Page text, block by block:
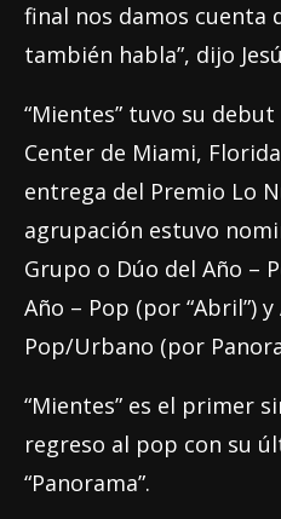
final nos damos cuenta
también habla”, dijo
“Mientes” tuvo su debut
Center de Miami,
entrega del Premio Lo
agrupación estuvo
Grupo o Dúo del Año –
Año – Pop (por “Abril”)
Pop/Urbano (por
“Mientes” es el primer
regreso al pop con su
“Panorama”.